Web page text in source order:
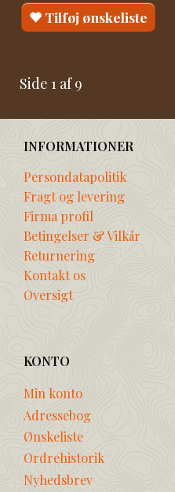
Tilføj ønskeliste
Side 1 af 9
INFORMATIONER
Persondatapolitik
Fragt og levering
Firma profil
Betingelser & Vilkår
Returnering
Kontakt os
Oversigt
KONTO
Min konto
Adressebog
Ønskeliste
Ordrehistorik
Nyhedsbrev